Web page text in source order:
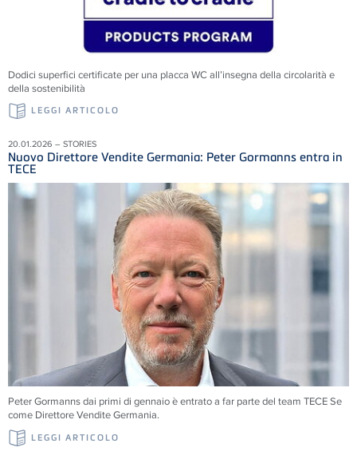
Dodici superfici certificate per una placca WC all’insegna della circolarità e
della sostenibilità
LEGGI ARTICOLO
20.01.2026 – STORIES
Nuovo Direttore Vendite Germania: Peter Gormanns entra in
TECE
Peter Gormanns dai primi di gennaio è entrato a far parte del team TECE Se
come Direttore Vendite Germania.
LEGGI ARTICOLO